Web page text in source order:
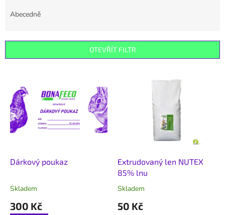
r
Abecedně
OTEVŘÍT FILTR
p
Dárkový poukaz
Skladem
300 Kč
Extrudovaný len NUTEX
85% lnu
Skladem
50 Kč